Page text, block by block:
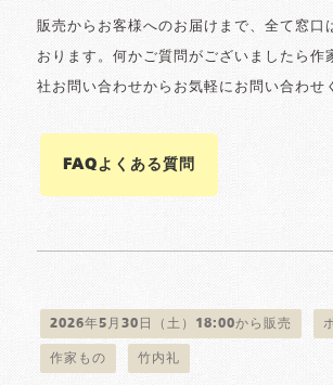
販売からお客様へのお届けまで、全て窓口
おります。何かご質問がございましたら作
社お問い合わせからお気軽にお問い合わせ
FAQよくある質問
2026年5月30日（土）18:00から販売
作家もの 竹内礼